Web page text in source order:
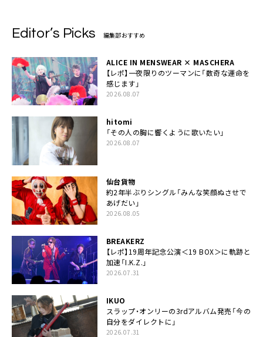
Editor’s Picks 編集部おすすめ
ALICE IN MENSWEAR × MASCHERA
【レポ】一夜限りのツーマンに「数奇な運命を
感じます」
2026.08.07
hitomi
「その人の胸に響くように歌いたい」
2026.08.07
仙台貨物
約2年半ぶりシングル「みんな笑顔ぬさせで
あげだい」
2026.08.05
BREAKERZ
【レポ】19周年記念公演＜19 BOX＞に軌跡と
加速「I.K.Z.」
2026.07.31
IKUO
スラップ・オンリーの3rdアルバム発売「今の
自分をダイレクトに」
2026.07.31